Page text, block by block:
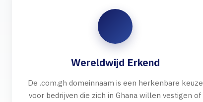
Wereldwijd Erkend
De .com.gh domeinnaam is een herkenbare keuze
voor bedrijven die zich in Ghana willen vestigen of